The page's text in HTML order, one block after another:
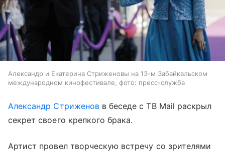
Александр и Екатерина Стриженовы на 13-м Забайкальском
международном кинофестивале, фото: пресс-служба
Александр Стриженовв беседе с ТВ Mail раскрыл
секрет своего крепкого брака.
Артист провел творческую встречу со зрителями